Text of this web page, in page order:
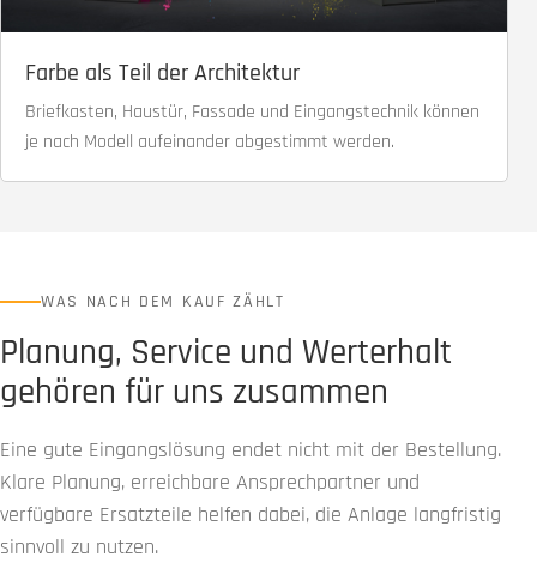
Farbe als Teil der Architektur
Briefkasten, Haustür, Fassade und Eingangstechnik können
je nach Modell aufeinander abgestimmt werden.
WAS NACH DEM KAUF ZÄHLT
Planung, Service und Werterhalt
gehören für uns zusammen
Eine gute Eingangslösung endet nicht mit der Bestellung.
Klare Planung, erreichbare Ansprechpartner und
verfügbare Ersatzteile helfen dabei, die Anlage langfristig
sinnvoll zu nutzen.